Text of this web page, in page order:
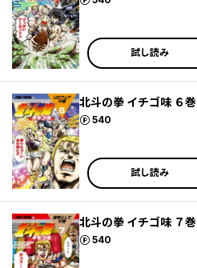
試し読み
北斗の拳 イチゴ味 ６巻
540
ポイント
試し読み
北斗の拳 イチゴ味 ７巻
540
ポイント